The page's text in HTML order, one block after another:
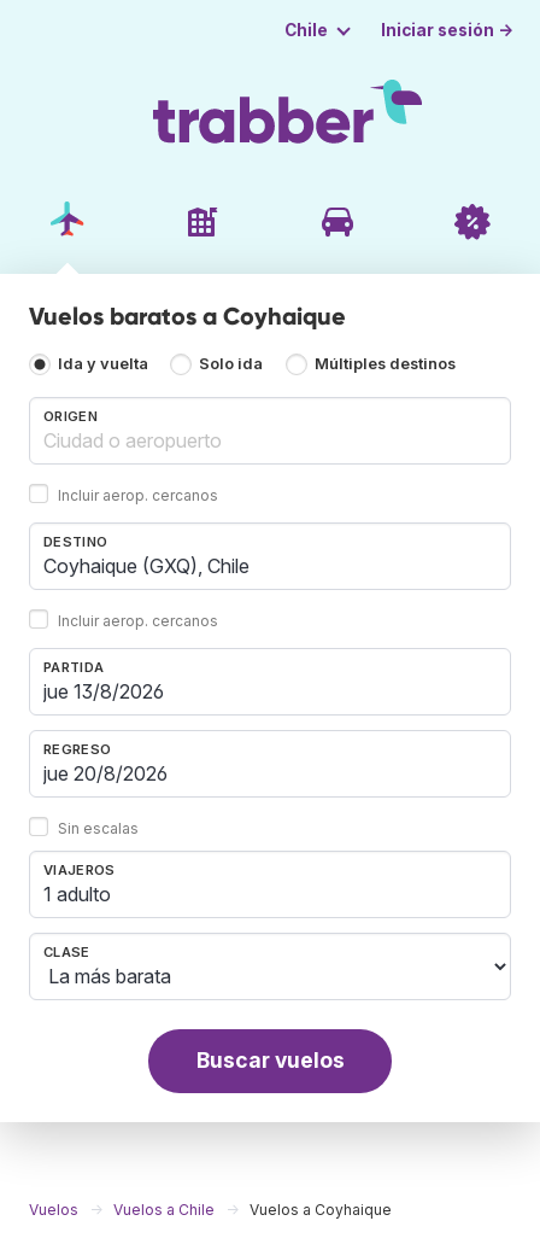
Chile Iniciar sesión →
Vuelos baratos a Coyhaique
Ida y vuelta Solo ida Múltiples destinos
ORIGEN
Incluir aerop. cercanos
DESTINO
Incluir aerop. cercanos
PARTIDA
REGRESO
Sin escalas
VIAJEROS
1 adulto
CLASE
Buscar vuelos
Vuelos Vuelos a Chile Vuelos a Coyhaique